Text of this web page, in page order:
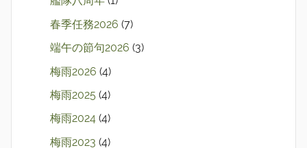
春季任務2026 (7)
端午の節句2026 (3)
梅雨2026 (4)
梅雨2025 (4)
梅雨2024 (4)
梅雨2023 (4)